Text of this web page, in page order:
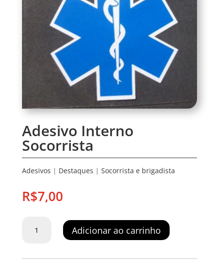
Adesivo Interno
Socorrista
Adesivos | Destaques | Socorrista e brigadista
R$7,00
Interno
Adicionar ao carrinho